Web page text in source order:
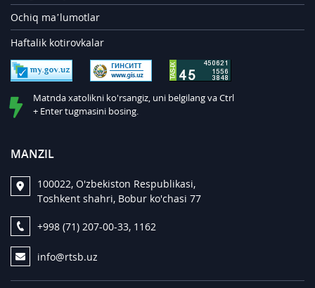
Ochiq ma’lumotlar
Haftalik kotirovkalar
Matnda xatolikni ko'rsangiz, uni belgilang va Ctrl
+ Enter tugmasini bosing.
MANZIL
100022, O'zbekiston Respublikasi,
Toshkent shahri, Bobur ko'chasi 77
+998 (71) 207-00-33, 1162
info@rtsb.uz